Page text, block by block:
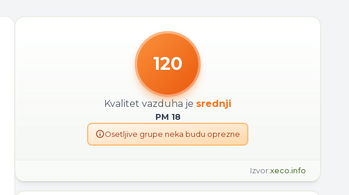
120
Kvalitet vazduha je srednji
PM 18
Osetljive grupe neka budu oprezne
Izvor:xeco.info